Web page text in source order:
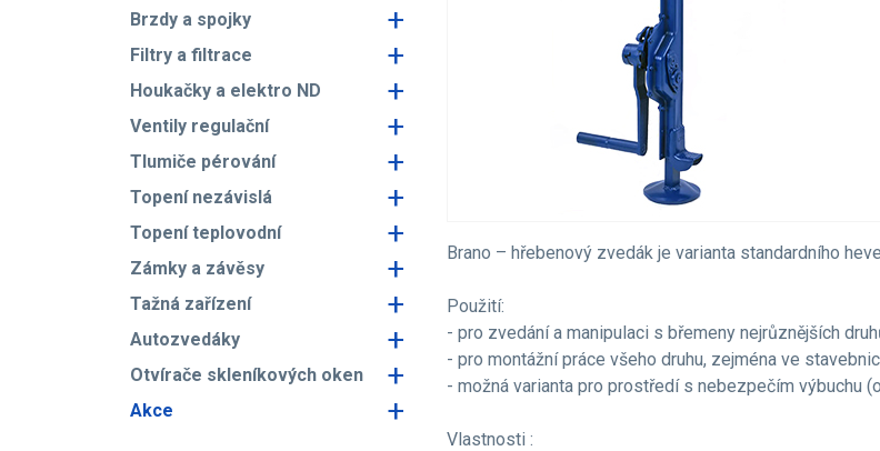
Brzdy a spojky +
Filtry a filtrace +
Houkačky a elektro ND +
Ventily regulační +
Tlumiče pérování +
Topení nezávislá +
Topení teplovodní +
Zámky a závěsy +
Tažná zařízení +
Autozvedáky +
Otvírače skleníkových oken +
Akce +
Brano – hřebenový zvedák je varianta standardního
Použití:
- pro zvedání a manipulaci s břemeny nejrůznějších
- pro montážní práce všeho druhu, zejména ve
- možná varianta pro prostředí s nebezpečím výbuchu
Vlastnosti :